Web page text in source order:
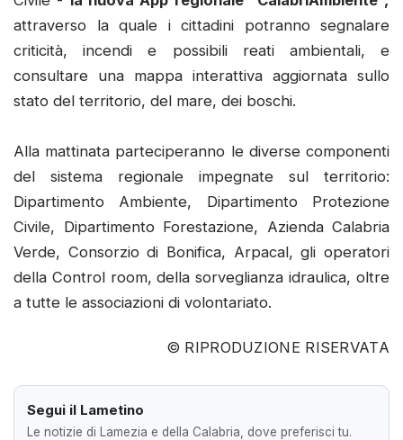
attraverso la quale i cittadini potranno segnalare
criticità, incendi e possibili reati ambientali, e
consultare una mappa interattiva aggiornata sullo
stato del territorio, del mare, dei boschi.
Alla mattinata parteciperanno le diverse componenti
del sistema regionale impegnate sul territorio:
Dipartimento Ambiente, Dipartimento Protezione
Civile, Dipartimento Forestazione, Azienda Calabria
Verde, Consorzio di Bonifica, Arpacal, gli operatori
della Control room, della sorveglianza idraulica, oltre
a tutte le associazioni di volontariato.
© RIPRODUZIONE RISERVATA
Segui il Lametino
Le notizie di Lamezia e della Calabria, dove preferisci tu.